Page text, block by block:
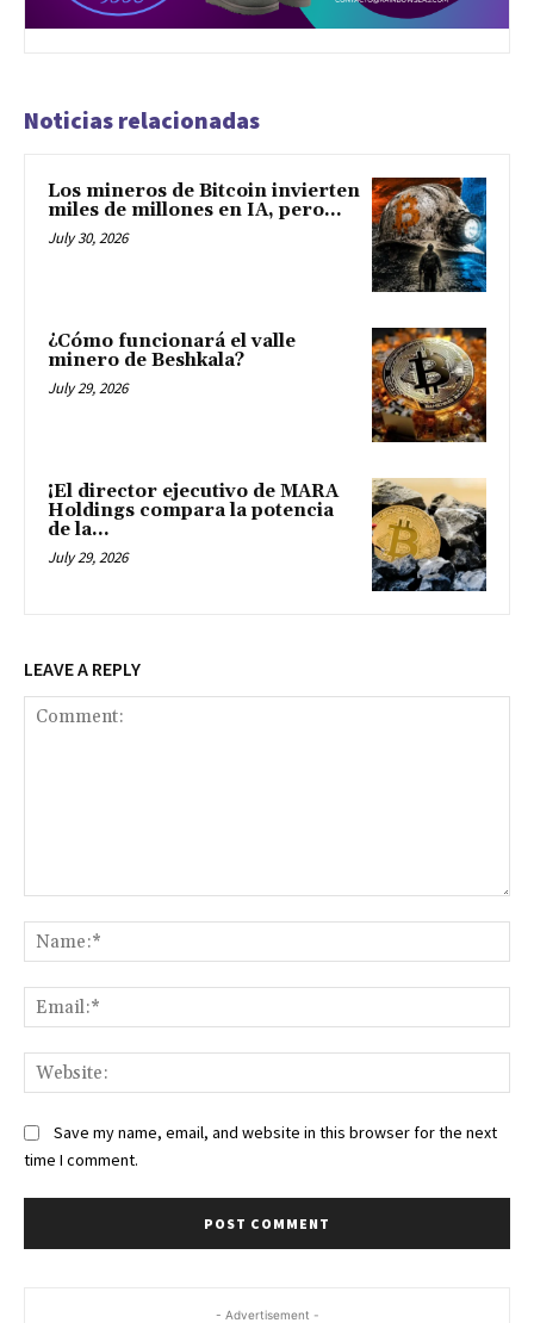
Noticias relacionadas
Los mineros de Bitcoin invierten
miles de millones en IA, pero...
July 30, 2026
¿Cómo funcionará el valle
minero de Beshkala?
July 29, 2026
¡El director ejecutivo de MARA
Holdings compara la potencia
de la...
July 29, 2026
LEAVE A REPLY
Save my name, email, and website in this browser for the next
time I comment.
- Advertisement -